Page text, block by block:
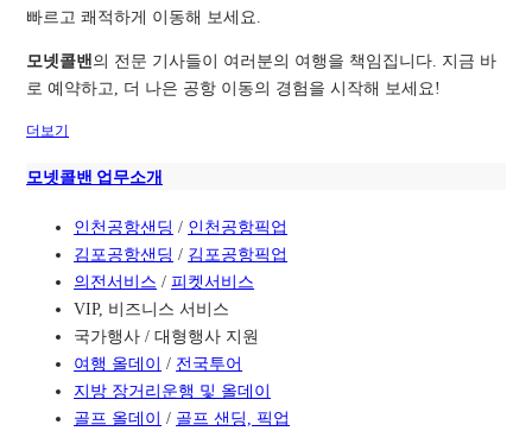
빠르고 쾌적하게 이동해 보세요.
모넷콜밴 의 전문 기사들이 여러분의 여행을 책임집니다. 지금 바
로 예약하고, 더 나은 공항 이동의 경험을 시작해 보세요!
더보기
모넷콜밴 업무소개
인천공항샌딩 / 인천공항픽업
김포공항샌딩 / 김포공항픽업
의전서비스 /피켓서비스
VIP, 비즈니스 서비스
국가행사 / 대형행사 지원
여행 올데이 / 전국투어
지방 장거리운행 및 올데이
골프 올데이 / 골프 샌딩, 픽업